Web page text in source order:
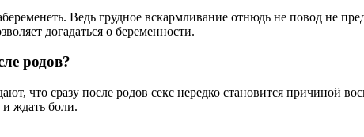
Ведь грудное вскармливание отнюдь не повод не
догадаться о беременности.
родов?
что сразу после родов секс нередко становится причиной
ждать боли.